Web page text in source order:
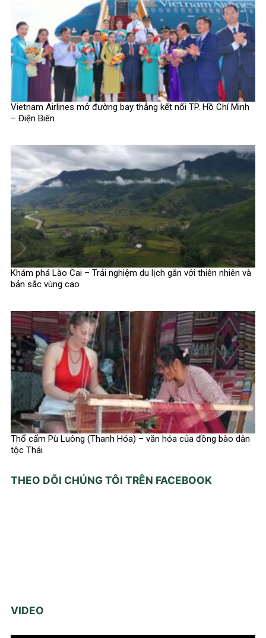
Vietnam Airlines mở đường bay thẳng kết nối TP. Hồ Chí Minh
– Điện Biên
Khám phá Lào Cai – Trải nghiệm du lịch gắn với thiên nhiên và
bản sắc vùng cao
Thổ cẩm Pù Luông (Thanh Hóa) – văn hóa của đồng bào dân
tộc Thái
THEO DÕI CHÚNG TÔI TRÊN FACEBOOK
VIDEO